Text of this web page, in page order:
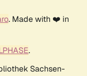
. Made with ❤️ in
.
Sachsen-